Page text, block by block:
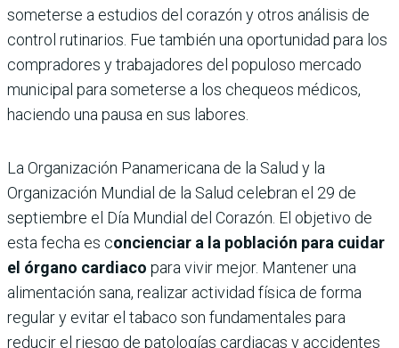
someterse a estudios del corazón y otros análisis de
control rutinarios. Fue también una oportunidad para los
compradores y trabajadores del populoso mercado
municipal para someterse a los chequeos médicos,
haciendo una pausa en sus labores.
La Organización Panamericana de la Salud y la
Organización Mundial de la Salud celebran el 29 de
septiembre el Día Mundial del Corazón. El objetivo de
esta fecha es concienciar a la población para cuidar
el órgano cardiaco para vivir mejor. Mantener una
alimentación sana, realizar actividad física de forma
regular y evitar el tabaco son fundamentales para
reducir el riesgo de patologías cardiacas y accidentes